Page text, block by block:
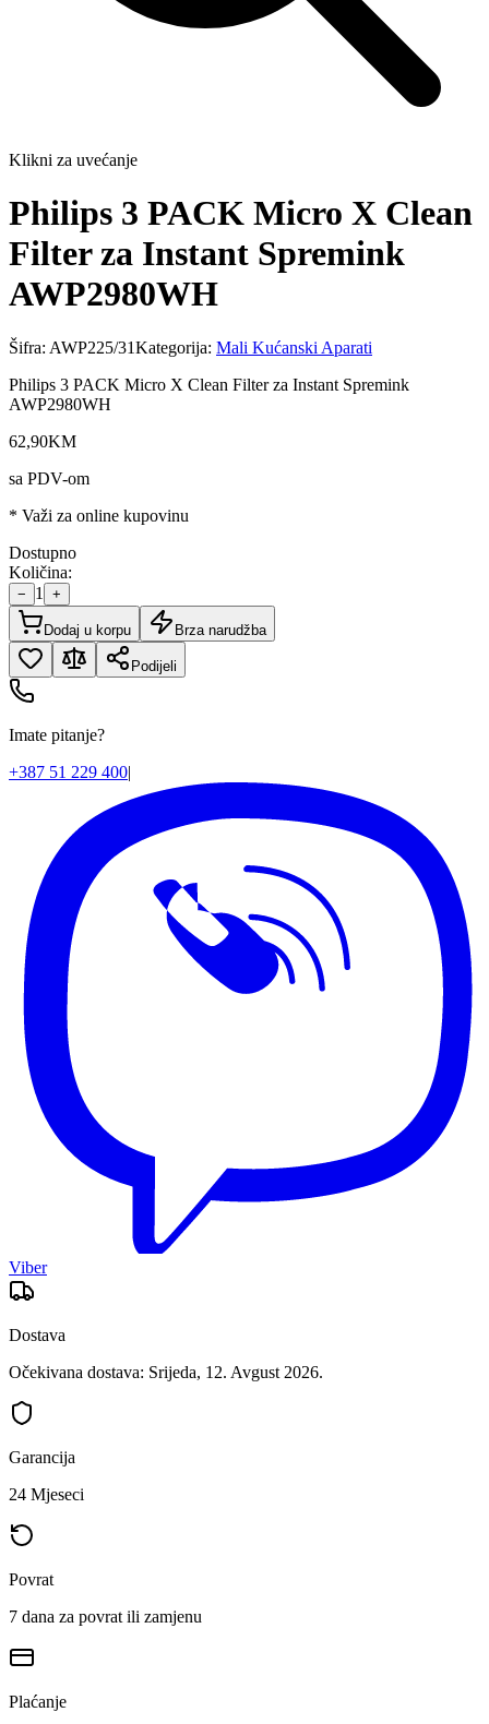
Klikni za uvećanje
Philips 3 PACK Micro X Clean
Filter za Instant Spremink
AWP2980WH
Šifra: AWP225/31Kategorija: Mali Kućanski Aparati
Philips 3 PACK Micro X Clean Filter za Instant Spremink
AWP2980WH
62,90KM
sa PDV-om
* Važi za online kupovinu
Dostupno
Količina:
− 1 +
Dodaj u korpu Brza narudžba
Podijeli
Imate pitanje?
+387 51 229 400|
Viber
Dostava
Očekivana dostava: Srijeda, 12. Avgust 2026.
Garancija
24 Mjeseci
Povrat
7 dana za povrat ili zamjenu
Plaćanje